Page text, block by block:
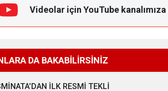
Videolar için YouTube kanalımıza
DA BAKABİLİRSİNİZ
İLK RESMİ TEKLİ